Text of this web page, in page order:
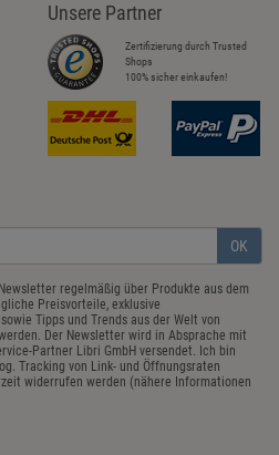
Unsere Partner
Zertifizierung durch Trusted
Shops
100% sicher einkaufen!
OK
regelmäßig über Produkte aus dem
Preisvorteile, exklusive
Tipps und Trends aus der Welt von
Der Newsletter wird in Absprache mit
Partner Libri GmbH versendet. Ich bin
Tracking von Link- und Öffnungsraten
widerrufen werden (nähere Informationen